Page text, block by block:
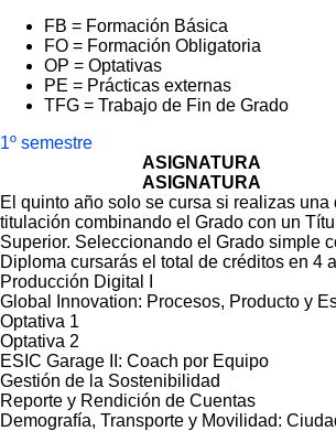
FB = Formación Básica
FO = Formación Obligatoria
OP = Optativas
PE = Prácticas externas
TFG = Trabajo de Fin de Grado
1º semestre
ASIGNATURA
ASIGNATURA
El quinto año solo se cursa si realizas una
titulación combinando el Grado con un
Superior. Seleccionando el Grado simple
Diploma cursarás el total de créditos en 4
Producción Digital I
Global Innovation: Procesos, Producto y
Optativa 1
Optativa 2
ESIC Garage II: Coach por Equipo
Gestión de la Sostenibilidad
Reporte y Rendición de Cuentas
Demografía, Transporte y Movilidad: